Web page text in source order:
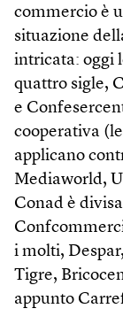
commercio è
situazione
intricata: oggi
quattro sigle,
e
cooperativa
applicano
Mediaworld,
Conad è
i molti,
Tigre,
appunto